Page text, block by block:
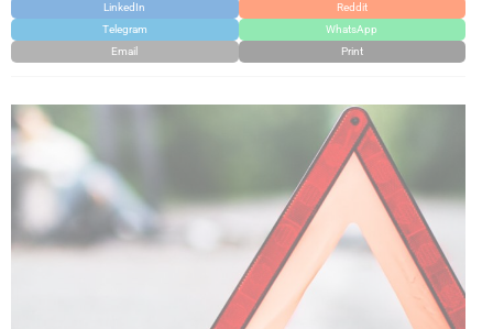
LinkedIn
Reddit
Telegram
WhatsApp
Email
Print